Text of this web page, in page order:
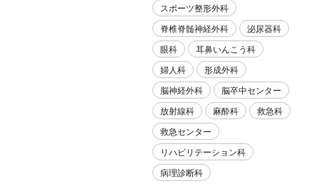
スポーツ整形外科
脊椎脊髄神経外科
泌尿器科
眼科
耳鼻いんこう科
婦人科
形成外科
脳神経外科
脳卒中センター
放射線科
麻酔科
救急科
救急センター
リハビリテーション科
病理診断科